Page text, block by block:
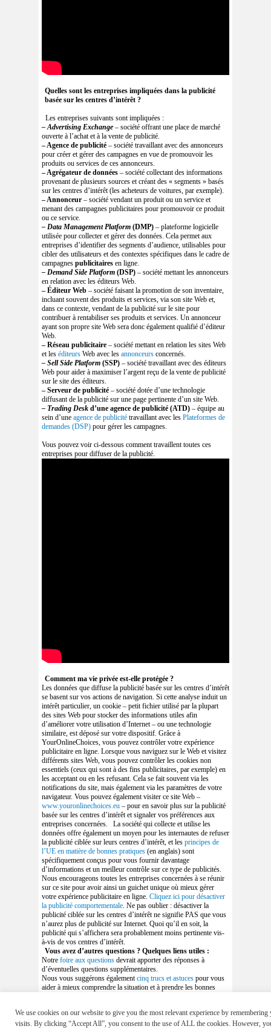
Quelles sont les entreprises impliquées dans la publicité
basée sur les centres d’intérêt ?
Les entreprises suivants sont impliquées :
– Advertising Exchange – société offrant une place de marché
ouverte à l’achat et à la vente de publicité.
– Agence de publicité – société travaillant avec des annonceurs
pour créer et gérer des campagnes en vue de promouvoir les
produits ou services de ces annonceurs.
– Agrégateur de données – société collectant des informations
provenant de plusieurs sources et créant des « segments » basés
sur les centres d’intérêt (les acheteurs de voitures, par exemple).
– Annonceur – société vendant un produit ou un service et
menant des campagnes publicitaires pour promouvoir ce produit
ou ce service.
– Data Management Platform (DMP) – plateforme logicielle
utilisée pour collecter et gérer des données. Cela permet aux
entreprises d’identifier des segments d’audience, utilisables pour
cibler des utilisateurs et des contextes spécifiques dans le cadre de
campagnes publicitaires en ligne.
– Demand Side Platform (DSP) – société mettant les annonceurs
en relation avec les éditeurs Web.
– Éditeur Web – société faisant la promotion de son inventaire,
incluant souvent des produits et services, via son site Web et,
dans ce contexte, vendant de la publicité sur le site pour
contribuer à rentabiliser ses produits et services. Un annonceur
ayant son propre site Web sera donc également qualifié d’éditeur
Web.
– Réseau publicitaire – société mettant en relation les sites Web
et les éditeurs Web avec les annonceurs concernés.
– Sell Side Platform (SSP) – société travaillant avec des éditeurs
Web pour aider à maximiser l’argent reçu de la vente de publicité
sur le site des éditeurs.
– Serveur de publicité – société dotée d’une technologie
diffusant de la publicité sur une page pertinente d’un site Web.
– Trading Desk d’une agence de publicité (ATD) – équipe au
sein d’une agence de publicité travaillant avec les Plateformes de
demandes (DSP) pour gérer les campagnes.
Vous pouvez voir ci-dessous comment travaillent toutes ces
entreprises pour diffuser de la publicité.
Comment ma vie privée est-elle protégée ?
Les données que diffuse la publicité basée sur les centres d’intérêt
se basent sur vos actions de navigation. Si cette analyse induit un
intérêt particulier, un cookie – petit fichier utilisé par la plupart
des sites Web pour stocker des informations utiles afin
d’améliorer votre utilisation d’Internet – ou une technologie
similaire, est déposé sur votre dispositif. Grâce à
YourOnlineChoices, vous pouvez contrôler votre expérience
publicitaire en ligne. Lorsque vous naviguez sur le Web et visitez
différents sites Web, vous pouvez contrôler les cookies non
essentiels (ceux qui sont à des fins publicitaires, par exemple) en
les acceptant ou en les refusant. Cela se fait souvent via les
notifications du site, mais également via les paramètres de votre
navigateur. Vous pouvez également visiter ce site Web –
www.youronlinechoices.eu – pour en savoir plus sur la publicité
basée sur les centres d’intérêt et signaler vos préférences aux
entreprises concernées.
La société qui collecte et utilise les
données offre également un moyen pour les internautes de refuser
la publicité ciblée sur leurs centres d’intérêt, et les principes de
l’UE en matière de bonnes pratiques (en anglais) sont
spécifiquement conçus pour vous fournir davantage
d’informations et un meilleur contrôle sur ce type de publicités.
Nous encourageons toutes les entreprises concernées à se réunir
sur ce site pour avoir ainsi un guichet unique où mieux gérer
votre expérience publicitaire en ligne. Cliquez ici pour désactiver
la publicité comportementale. Ne pas oublier : désactiver la
publicité ciblée sur les centres d’intérêt ne signifie PAS que vous
n’aurez plus de publicité sur Internet. Quoi qu’il en soit, la
publicité qui s’affichera sera probablement moins pertinente vis-
à-vis de vos centres d’intérêt.
Vous avez d’autres questions ? Quelques liens utiles :
Notre foire aux questions devrait apporter des réponses à
d’éventuelles questions supplémentaires.
Nous vous suggérons égalementcinq trucs et astuces pour vous
aider à mieux comprendre la situation et à prendre les bonnes
We use cookies on our website to give you the most relevant experience by remembering
visits. By clicking “Accept All”, you consent to the use of ALL the cookies. However,